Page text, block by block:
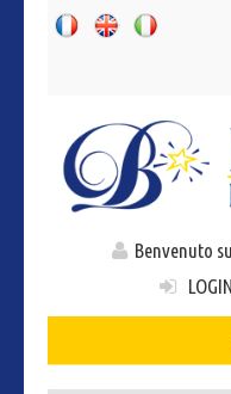
Benvenuto
LOGIN